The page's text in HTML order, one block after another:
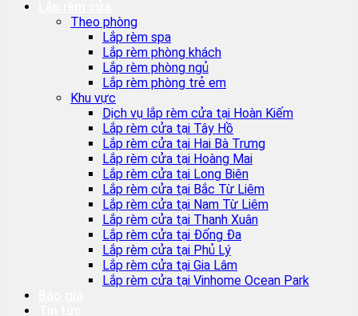
Theo phòng
Lắp rèm spa
Lắp rèm phòng khách
Lắp rèm phòng ngủ
Lắp rèm phòng trẻ em
Khu vực
Dịch vụ lắp rèm cửa tại Hoàn Kiếm
Lắp rèm cửa tại Tây Hồ
Lắp rèm cửa tại Hai Bà Trưng
Lắp rèm cửa tại Hoàng Mai
Lắp rèm cửa tại Long Biên
Lắp rèm cửa tại Bắc Từ Liêm
Lắp rèm cửa tại Nam Từ Liêm
Lắp rèm cửa tại Thanh Xuân
Lắp rèm cửa tại Đống Đa
Lắp rèm cửa tại Phủ Lý
Lắp rèm cửa tại Gia Lâm
Lắp rèm cửa tại Vinhome Ocean Park